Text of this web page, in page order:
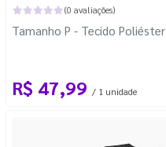
(0 avaliações)
Tamanho P - Tecido Poliéster
R$ 47,99 / 1 unidade